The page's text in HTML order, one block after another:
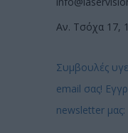
Αν. Τσόχα 17,
Συμβουλές
email σας!
newsletter μας: